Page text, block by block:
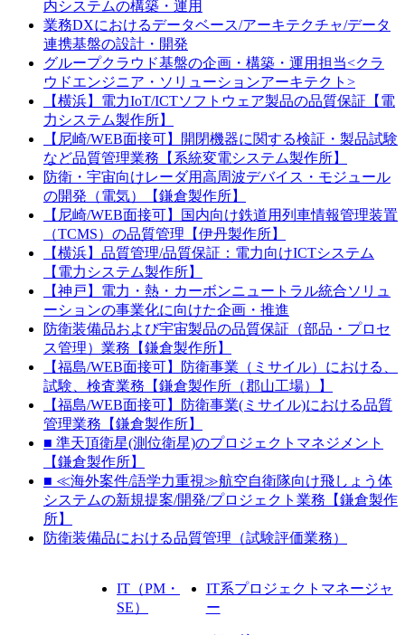
内システムの構築・運用
業務DXにおけるデータベース/アーキテクチャ/データ
連携基盤の設計・開発
グループクラウド基盤の企画・構築・運用担当<クラ
ウドエンジニア・ソリューションアーキテクト>
【横浜】電力IoT/ICTソフトウェア製品の品質保証【電
力システム製作所】
【尼崎/WEB面接可】開閉機器に関する検証・製品試験
など品質管理業務【系統変電システム製作所】
防衛・宇宙向けレーダ用高周波デバイス・モジュール
の開発（電気）【鎌倉製作所】
【尼崎/WEB面接可】国内向け鉄道用列車情報管理装置
（TCMS）の品質管理【伊丹製作所】
【横浜】品質管理/品質保証：電力向けICTシステム
【電力システム製作所】
【神戸】電力・熱・カーボンニュートラル統合ソリュ
ーションの事業化に向けた企画・推進
防衛装備品および宇宙製品の品質保証（部品・プロセ
ス管理）業務【鎌倉製作所】
【福島/WEB面接可】防衛事業（ミサイル）における、
試験、検査業務【鎌倉製作所（郡山工場）】
【福島/WEB面接可】防衛事業(ミサイル)における品質
管理業務【鎌倉製作所】
■ 準天頂衛星(測位衛星)のプロジェクトマネジメント
【鎌倉製作所】
■ ≪海外案件/語学力重視≫航空自衛隊向け飛しょう体
システムの新規提案/開発/プロジェクト業務【鎌倉製作
所】
防衛装備品における品質管理（試験評価業務）
IT（PM・
SE）
IT系プロジェクトマネージャ
ー